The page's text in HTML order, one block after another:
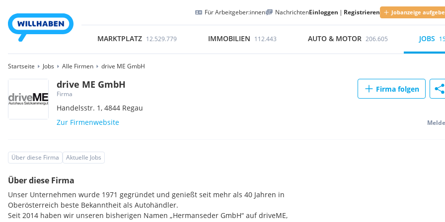
Für Arbeitgeber:innen NachrichtenEinloggen | Registrieren Jobanzeige
MARKTPLATZ 12.529.779 IMMOBILIEN 112.443 AUTO & MOTOR 206.605 JOBS
Startseite Jobs Alle Firmen drive ME GmbH
drive ME GmbH
Firma
Handelsstr. 1,4844 Regau
Zur Firmenwebsite
Firma folgen
Über diese Firma Aktuelle Jobs
Über diese Firma
Unser Unternehmen wurde 1971 gegründet und genießt seit mehr als 40 Jahren in
Oberösterreich beste Bekanntheit als Autohändler.
Seit 2014 haben wir unseren bisherigen Namen „Hermanseder GmbH“ auf driveME,